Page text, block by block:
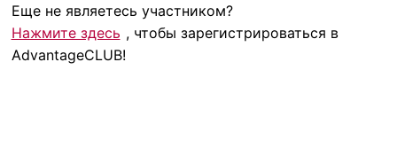
Еще не являетесь участником?
Нажмите здесь , чтобы зарегистрироваться в
AdvantageCLUB!